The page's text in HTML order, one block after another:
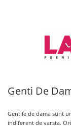
Pantofi cu toc din
Balerini dama
Ghete dama piele
Pantofi barbati
Mocasini barbati
Curele barbati
Curele dama din
Bit Bontimes
Denis
Genti De
Gentile de dama sunt
indiferent de varsta.